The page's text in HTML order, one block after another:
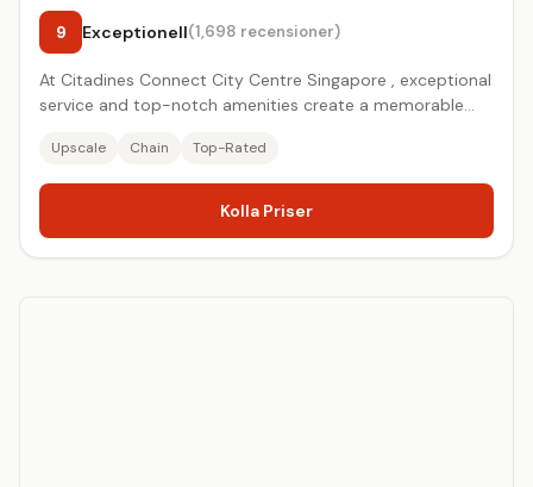
9 Exceptionell(1,698 recensioner)
At Citadines Connect City Centre Singapore , exceptional
service and top-notch amenities create a memorable
Upscale Chain Top-Rated
Kolla Priser